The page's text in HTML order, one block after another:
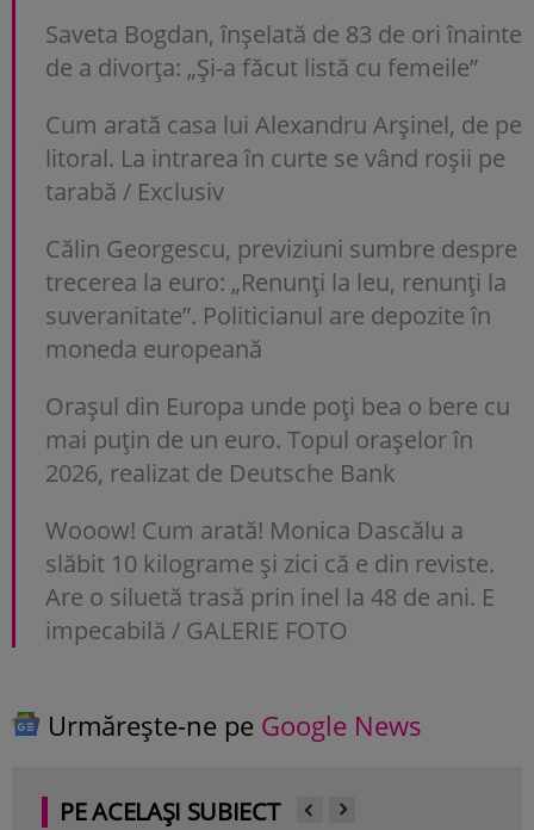
Saveta Bogdan, înșelată de 83 de ori înainte
de a divorța: „Și-a făcut listă cu femeile”
Cum arată casa lui Alexandru Arșinel, de pe
litoral. La intrarea în curte se vând roșii pe
tarabă / Exclusiv
Călin Georgescu, previziuni sumbre despre
trecerea la euro: „Renunți la leu, renunți la
suveranitate”. Politicianul are depozite în
moneda europeană
Orașul din Europa unde poți bea o bere cu
mai puțin de un euro. Topul orașelor în
2026, realizat de Deutsche Bank
Wooow! Cum arată! Monica Dascălu a
slăbit 10 kilograme și zici că e din reviste.
Are o siluetă trasă prin inel la 48 de ani. E
impecabilă / GALERIE FOTO
Urmărește-ne pe Google News
PE ACELAȘI SUBIECT